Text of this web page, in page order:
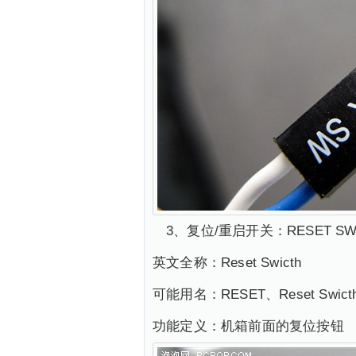
3、复位/重启开关：RESET
英文全称：Reset Swicth
可能用名：RESET、Reset
功能定义：机箱前面的复位按钮